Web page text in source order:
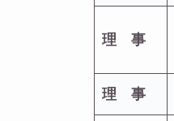
理 事
理 事